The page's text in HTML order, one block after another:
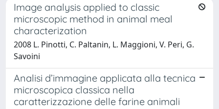
Image analysis applied to classic
microscopic method in animal meal
characterization
2008 L. Pinotti, C. Paltanin, L. Maggioni, V. Peri, G.
Savoini
Analisi d’immagine applicata alla tecnica
microscopica classica nella
caratterizzazione delle farine animali